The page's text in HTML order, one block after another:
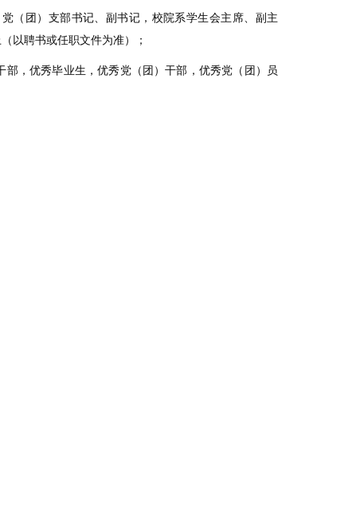
（团）支部书记、副书记，校院系学生会主席、副主
以聘书或任职文件为准）；
部，优秀毕业生，优秀党（团）干部，优秀党（团）员